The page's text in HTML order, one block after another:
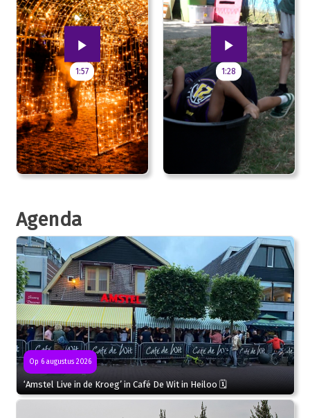
1:57 1:28
Agenda
Op 6 augustus 2026
‘Amstel Live in de Kroeg’ in Café De Wit in Heiloo 🗓